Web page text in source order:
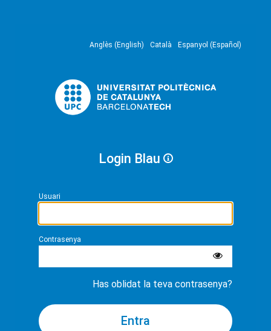
Anglès (English) Català Espanyol (Español)
Login Blau
Usuari
Contrasenya
Has oblidat la teva contrasenya?